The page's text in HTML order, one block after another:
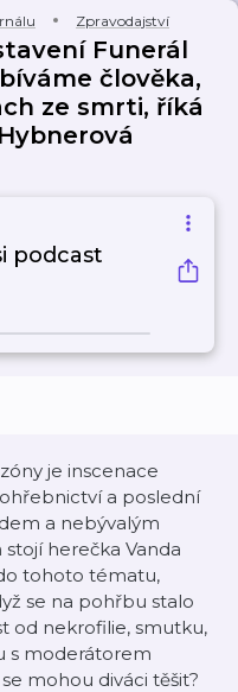
Zpravodajství
Funerál
člověka,
ze smrti, říká
podcast
je inscenace
a poslední
a nebývalým
herečka Vanda
tohoto tématu,
se na pohřbu stalo
od nekrofilie, smutku,
s moderátorem
mohou diváci těšit?